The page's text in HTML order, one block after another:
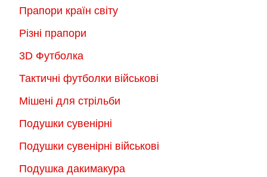
Прапори країн світу
Різні прапори
3D Футболка
Тактичні футболки військові
Мішені для стрільби
Подушки сувенірні
Подушки сувенірні військові
Подушка дакимакура